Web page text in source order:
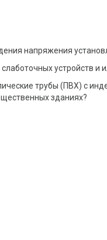
напряжения
слаботочных устройств
трубы (ПВХ) с
зданиях?